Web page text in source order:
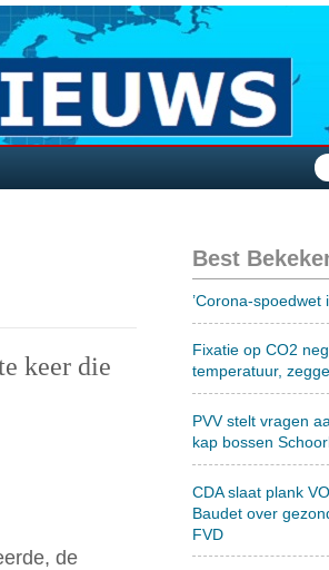
keer die
de
Best
’Corona-spoedwet
Fixatie op CO2
temperatuur,
PVV stelt vragen
kap bossen
CDA slaat plank
Baudet over
FVD